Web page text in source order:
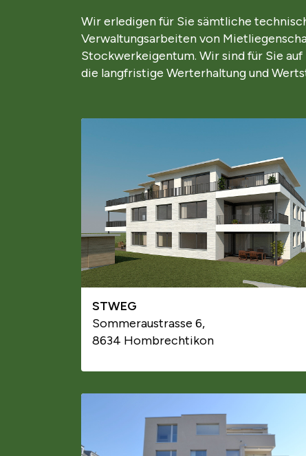
Wir erledigen für Sie sämtliche
Verwaltungsarbeiten von
Stockwerkeigentum. Wir sind für Sie
die langfristige Werterhaltung und
STWEG
Sommeraustrasse 6,
8634 Hombrechtikon